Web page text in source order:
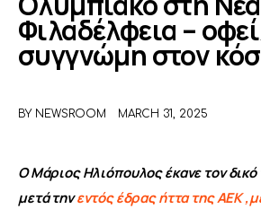
ΑΦΙΕΡΩΜΑΤΑ
Φιλαδέλφεια –
συγγνώμη στον
BY NEWSROOM MARCH 31, 2025
Ο Μάριος Ηλιόπουλος έκανε τον
μετά την εντός έδρας ήττα της ΑΕΚ